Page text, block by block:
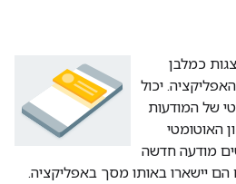
כמלבן
יכול
המודעות
חדשה
באותו מסך באפליקציה.